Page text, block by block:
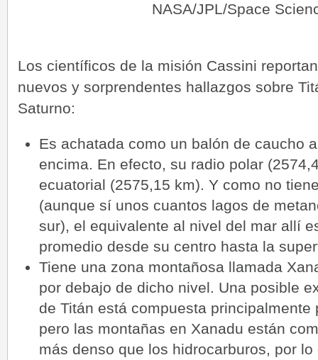
NASA/JPL/Space
Los científicos de la misión Cassini
nuevos y sorprendentes hallazgos sobre
Saturno:
Es achatada como un balón de caucho
encima. En efecto, su radio polar
ecuatorial (2575,15 km). Y como no
(aunque sí unos cuantos lagos de
sur), el equivalente al nivel del mar allí
promedio desde su centro hasta la
Tiene una zona montañosa llamada
por debajo de dicho nivel. Una posible
de Titán está compuesta
pero las montañas en Xanadu están
más denso que los hidrocarburos, por